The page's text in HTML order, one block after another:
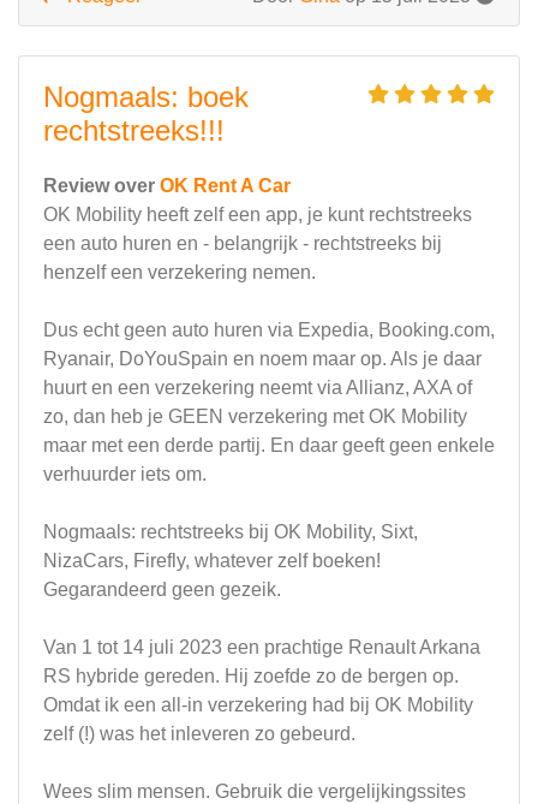
Nogmaals: boek
rechtstreeks!!!
Review over OK Rent A Car
OK Mobility heeft zelf een app, je kunt rechtstreeks
een auto huren en - belangrijk - rechtstreeks bij
henzelf een verzekering nemen.
Dus echt geen auto huren via Expedia, Booking.com,
Ryanair, DoYouSpain en noem maar op. Als je daar
huurt en een verzekering neemt via Allianz, AXA of
zo, dan heb je GEEN verzekering met OK Mobility
maar met een derde partij. En daar geeft geen enkele
verhuurder iets om.
Nogmaals: rechtstreeks bij OK Mobility, Sixt,
NizaCars, Firefly, whatever zelf boeken!
Gegarandeerd geen gezeik.
Van 1 tot 14 juli 2023 een prachtige Renault Arkana
RS hybride gereden. Hij zoefde zo de bergen op.
Omdat ik een all-in verzekering had bij OK Mobility
zelf (!) was het inleveren zo gebeurd.
Wees slim mensen. Gebruik die vergelijkingssites